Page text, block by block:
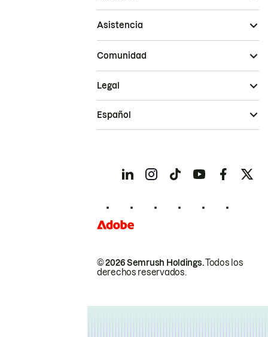
Asistencia
Comunidad
© 2026 Semrush Holdings.Todos los
derechos reservados.
Legal
Español